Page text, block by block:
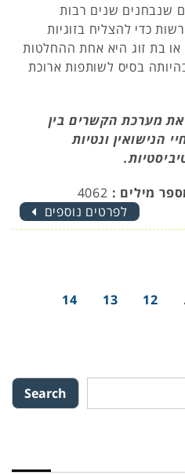
שנבחנים שנים רבות
כדי להצליח בזוגיות
או בת זוג היא אחת ההחלטות
בסיס לשותפות ארוכת
את מערכת הקשרים בין
הנישואין ונטיות
מילים : 4062
לפרטים נוספים
12
13
14
Search